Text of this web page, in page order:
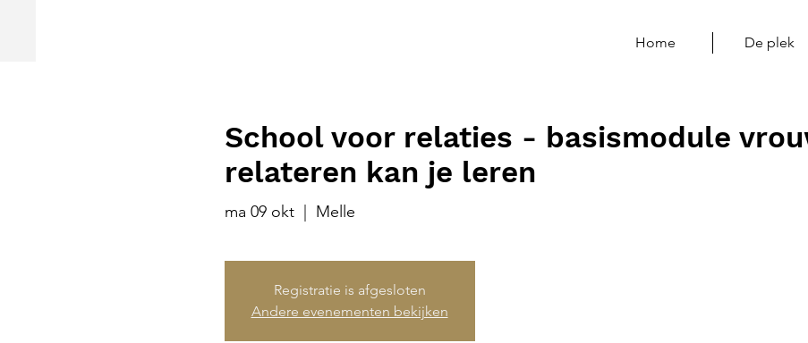
Home De plek
School voor relaties - basismodule
relateren kan je leren
ma 09 okt
  |
Melle
Registratie is afgesloten
Andere evenementen bekijken